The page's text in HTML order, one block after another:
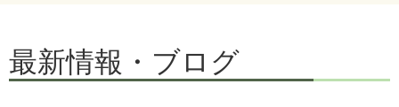
最新情報・ブログ